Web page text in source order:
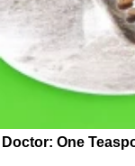
Doctor: One